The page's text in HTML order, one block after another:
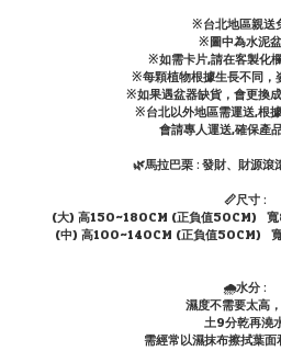
※台北地區親送
※圖中為水泥
※如需卡片,請在客製化
※每顆植物根據生長不同，
※如果遇盆器缺貨，會更換成
※台北以外地區需運送,根
會請專人運送,確保產
🌿馬拉巴栗 : 發財、財源滾
📏尺寸 :
(大) 高150~180CM (正負值50CM)
(中) 高100~140CM (正負值50CM)
🌧水分 :
濕度不需要太高
土9分乾再澆
需經常以濕抹布擦拭葉面